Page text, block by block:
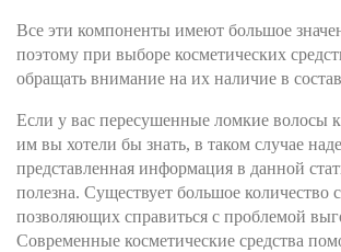
Все эти компоненты имеют большое
поэтому при выборе косметических
обращать внимание на их наличие в
Если у вас пересушенные ломкие волосы
им вы хотели бы знать, в таком случае
представленная информация в данной
полезна. Существует большое количество
позволяющих справиться с проблемой
Современные косметические средства